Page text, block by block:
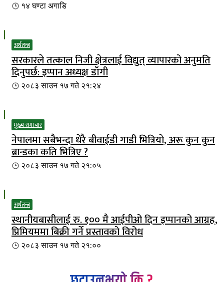
१४ घण्टा अगाडि
अर्थतन्त्र
सरकारले तत्काल निजी क्षेत्रलाई विद्युत् व्यापारको अनुमति
दिनुपर्छ: इप्पान अध्यक्ष डाँगी
२०८३ साउन १७ गते २१:२४
मूख्य समाचार
नेपालमा सबैभन्दा धेरै बीवाईडी गाडी भित्रियाे, अरू कुन कुन
ब्रान्डका कति भित्रिए ?
२०८३ साउन १७ गते २१:०५
अर्थतन्त्र
स्थानीयबासीलाई रु. १०० मै आईपीओ दिन इप्पानको आग्रह,
प्रिमियममा बिक्री गर्ने प्रस्तावको विरोध
२०८३ साउन १७ गते २१:००